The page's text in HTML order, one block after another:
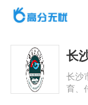
长
长沙
育、